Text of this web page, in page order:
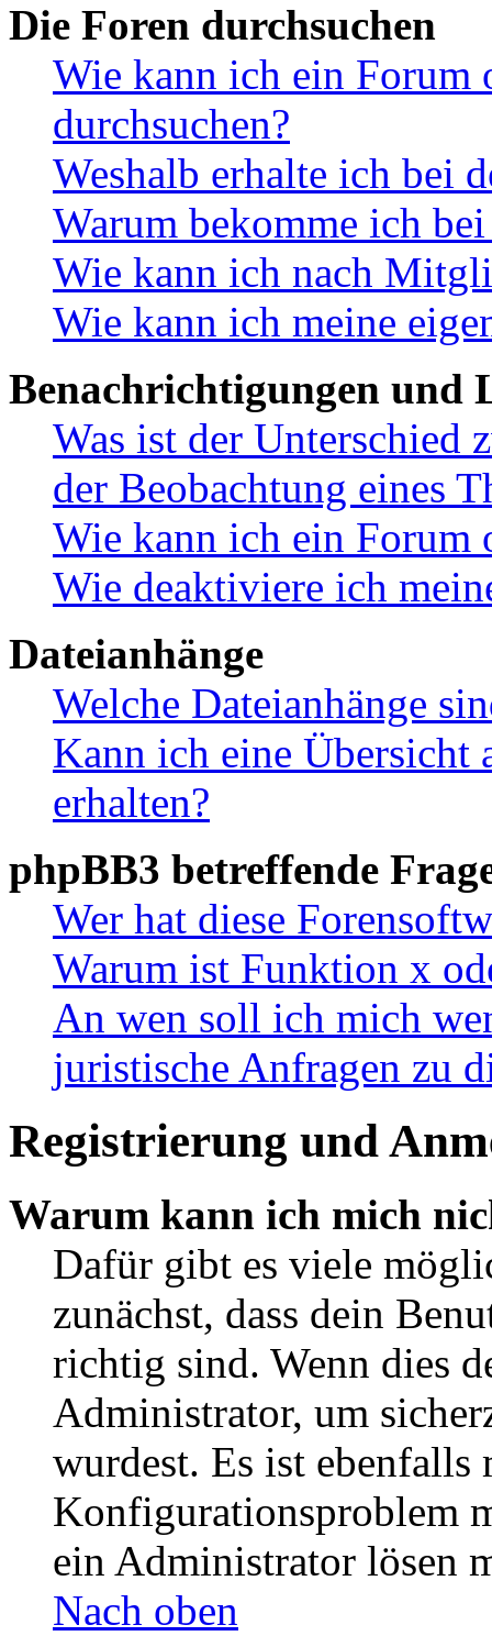
Die Foren durchsuchen
Wie kann ich ein Forum
durchsuchen?
Weshalb erhalte ich bei
Warum bekomme ich
Wie kann ich nach
Wie kann ich meine
Benachrichtigungen und
Was ist der Unterschied
der Beobachtung eines
Wie kann ich ein Forum
Wie deaktiviere ich
Dateianhänge
Welche Dateianhänge
Kann ich eine Übersicht
erhalten?
phpBB3 betreffende
Wer hat diese
Warum ist Funktion x
An wen soll ich mich
juristische Anfragen zu
Registrierung und
Warum kann ich mich
Dafür gibt es viele
zunächst, dass dein
richtig sind. Wenn dies
Administrator, um
wurdest. Es ist ebenfalls
Konfigurationsproblem
ein Administrator lösen
Nach oben